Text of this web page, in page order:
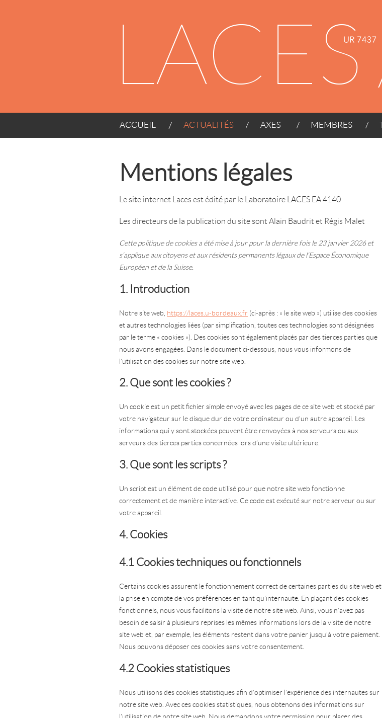
Mentions légales
Le site internet Laces est édité par le Laboratoire LACES EA 4140
Les directeurs de la publication du site sont Alain Baudrit et Régis Malet
Cette politique de cookies a été mise à jour pour la dernière fois le 23 janvier 2026 et
s’applique aux citoyens et aux résidents permanents légaux de l’Espace Économique
Européen et de la Suisse.
1. Introduction
Notre site web, https://laces.u-bordeaux.fr (ci-après : « le site web ») utilise des cookies
et autres technologies liées (par simplification, toutes ces technologies sont désignées
par le terme « cookies »). Des cookies sont également placés par des tierces parties que
nous avons engagées. Dans le document ci-dessous, nous vous informons de
l’utilisation des cookies sur notre site web.
2. Que sont les cookies ?
Un cookie est un petit fichier simple envoyé avec les pages de ce site web et stocké par
votre navigateur sur le disque dur de votre ordinateur ou d’un autre appareil. Les
informations qui y sont stockées peuvent être renvoyées à nos serveurs ou aux
serveurs des tierces parties concernées lors d’une visite ultérieure.
3. Que sont les scripts ?
Un script est un élément de code utilisé pour que notre site web fonctionne
correctement et de manière interactive. Ce code est exécuté sur notre serveur ou sur
votre appareil.
4. Cookies
4.1 Cookies techniques ou fonctionnels
Certains cookies assurent le fonctionnement correct de certaines parties du site web et
la prise en compte de vos préférences en tant qu’internaute. En plaçant des cookies
fonctionnels, nous vous facilitons la visite de notre site web. Ainsi, vous n’avez pas
besoin de saisir à plusieurs reprises les mêmes informations lors de la visite de notre
site web et, par exemple, les éléments restent dans votre panier jusqu’à votre paiement.
Nous pouvons déposer ces cookies sans votre consentement.
4.2 Cookies statistiques
Nous utilisons des cookies statistiques afin d’optimiser l’expérience des internautes sur
notre site web. Avec ces cookies statistiques, nous obtenons des informations sur